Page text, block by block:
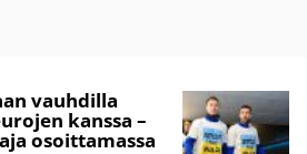
vauhdilla
kanssa –
osoittamassa